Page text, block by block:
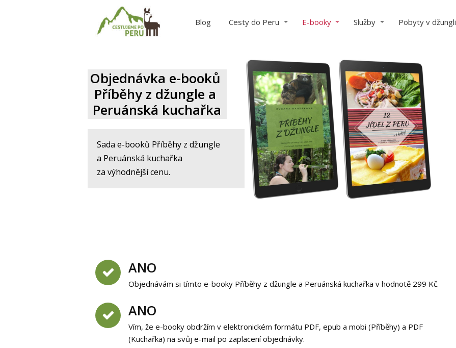
Blog Cesty do Peru E-booky Služby Pobyty v džungli
Objednávka e-booků
Příběhy z džungle a
Peruánská kuchařka
Sada e-booků Příběhy z džungle
a Peruánská kuchařka
za výhodnější cenu.
ANO
Objednávám si tímto e-booky Příběhy z džungle a Peruánská kuchařka v hodnotě 299 Kč.
ANO
Vím, že e-booky obdržím v elektronickém formátu PDF, epub a mobi (Příběhy) a PDF
(Kuchařka) na svůj e-mail po zaplacení objednávky.